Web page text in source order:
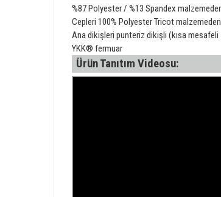
%87 Polyester / %13 Spandex
Cepleri 100% Polyester Tricot
Ana dikişleri punteriz dikişli (kısa mesafeli
YKK® fermuar
Ürün Tanıtım Videosu: